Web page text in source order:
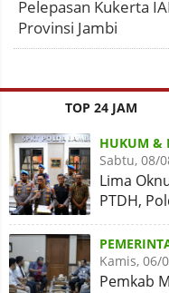
Pelepasan Kukerta
Provinsi Jambi
TOP 24 JAM
HUKUM &
Sabtu, 08/
Lima
PTDH,
Kamis, 06/
Pemkab